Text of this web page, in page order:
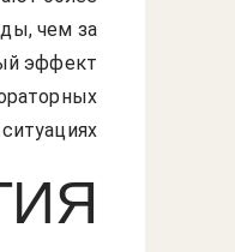
чем за
эффект
ситуациях.